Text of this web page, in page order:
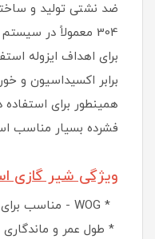
ضد نشتی تولید و
304 معمولاً در
برابر اکسیداسیون و
همینطور برای
فشرده بسیار مناسب
ویژگی شیر گازی
* WOG - مناسب برای کاربردهای نفت و گاز و آب
* طول عمر و ماندگاری